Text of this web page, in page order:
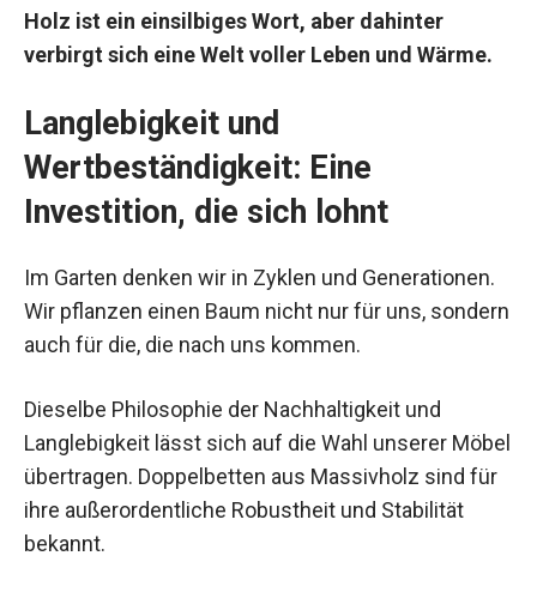
Holz ist ein einsilbiges Wort, aber dahinter
verbirgt sich eine Welt voller Leben und Wärme.
Langlebigkeit und
Wertbeständigkeit: Eine
Investition, die sich lohnt
Im Garten denken wir in Zyklen und Generationen.
Wir pflanzen einen Baum nicht nur für uns, sondern
auch für die, die nach uns kommen.
Dieselbe Philosophie der Nachhaltigkeit und
Langlebigkeit lässt sich auf die Wahl unserer Möbel
übertragen. Doppelbetten aus Massivholz sind für
ihre außerordentliche Robustheit und Stabilität
bekannt.